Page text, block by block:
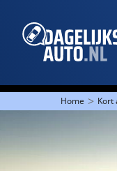
Home > Kort